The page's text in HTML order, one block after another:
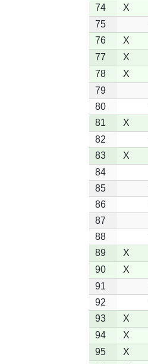
74
X
75
76
X
77
X
78
X
79
80
81
X
82
83
X
84
85
86
87
88
89
X
90
X
91
92
93
X
94
X
95
X